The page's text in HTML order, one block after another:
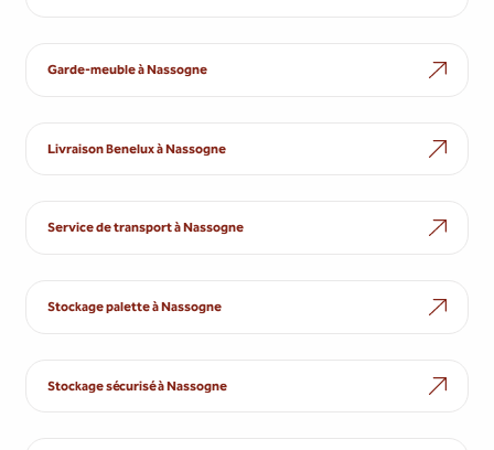
Garde-meuble à Nassogne
Livraison Benelux à Nassogne
Service de transport à Nassogne
Stockage palette à Nassogne
Stockage sécurisé à Nassogne